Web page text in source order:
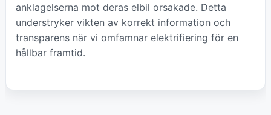
anklagelserna mot deras elbil orsakade. Detta
understryker vikten av korrekt information och
transparens när vi omfamnar elektrifiering för en
hållbar framtid.